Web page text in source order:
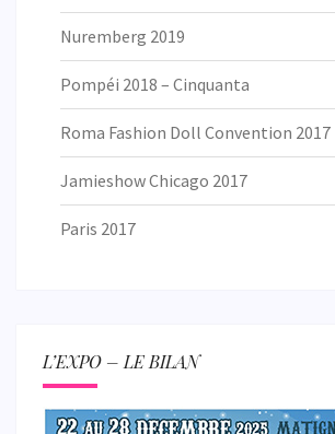
Nuremberg 2019
Pompéi 2018 – Cinquanta
Roma Fashion Doll Convention 2017
Jamieshow Chicago 2017
Paris 2017
L’EXPO – LE BILAN